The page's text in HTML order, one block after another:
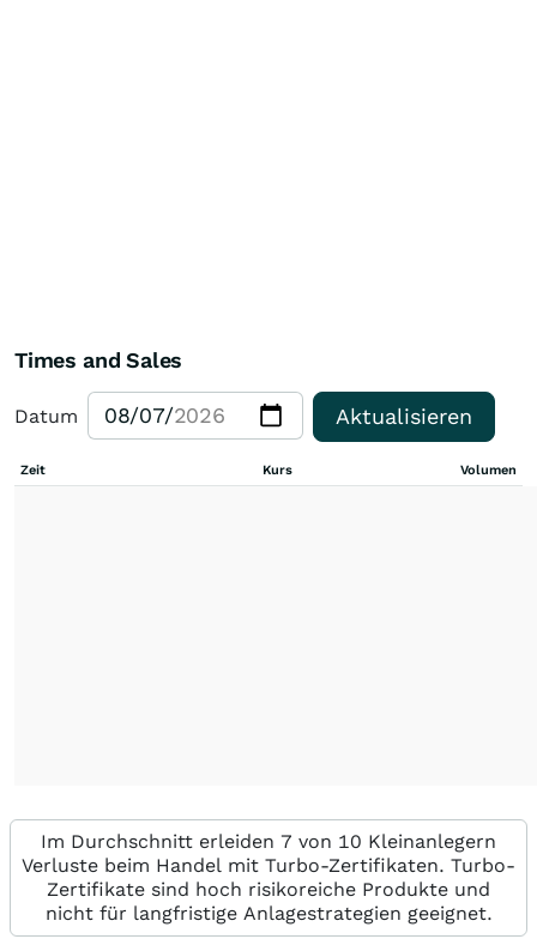
Times and Sales
Datum Aktualisieren
Zeit Kurs Volumen
Im Durchschnitt erleiden 7 von 10 Kleinanlegern
Verluste beim Handel mit Turbo-Zertifikaten. Turbo-
Zertifikate sind hoch risikoreiche Produkte und
nicht für langfristige Anlagestrategien geeignet.